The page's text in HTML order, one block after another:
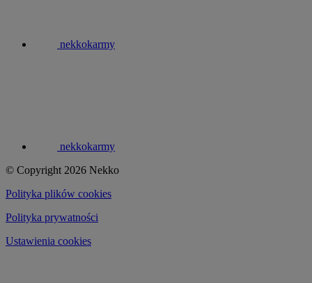
nekkokarmy
nekkokarmy
© Copyright 2026 Nekko
Polityka plików cookies
Polityka prywatności
Ustawienia cookies